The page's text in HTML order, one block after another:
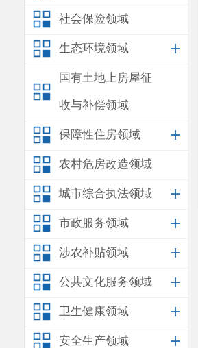
社会保险领域
生态环境领域
国有土地上房屋征
收与补偿领域
保障性住房领域
农村危房改造领域
城市综合执法领域
市政服务领域
涉农补贴领域
公共文化服务领域
卫生健康领域
安全生产领域